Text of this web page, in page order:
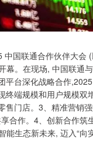
国联通合作伙伴大会 (
幕。在现场, 中国联通
平台深化战略合作,2025
终端规模和用户规模双
售门店。3、精准营销
合作。4、创新合作筑
能生态新未来, 迈入“向